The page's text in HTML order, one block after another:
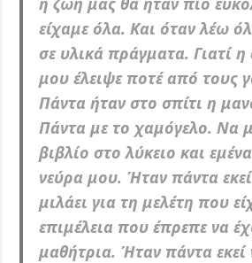
είχαμε όλα. Και όταν λέω
σε υλικά πράγματα. Γιατί
μου έλειψε ποτέ από τους
Πάντα ήταν στο σπίτι η
Πάντα με το χαμόγελο. Να
βιβλίο στο λύκειο και
νεύρα μου. Ήταν πάντα
μιλάει για τη μελέτη που
επιμέλεια που έπρεπε να
μαθήτρια. Ήταν πάντα εκεί